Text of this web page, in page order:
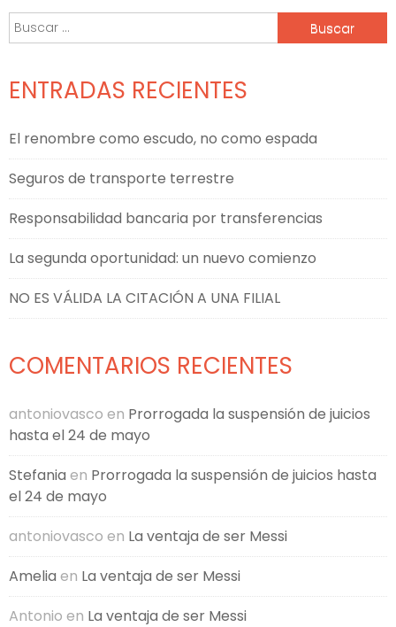
entradas
Buscar:
ENTRADAS RECIENTES
El renombre como escudo, no como espada
Seguros de transporte terrestre
Responsabilidad bancaria por transferencias
La segunda oportunidad: un nuevo comienzo
NO ES VÁLIDA LA CITACIÓN A UNA FILIAL
COMENTARIOS RECIENTES
antoniovasco en Prorrogada la suspensión de juicios
hasta el 24 de mayo
Stefania en Prorrogada la suspensión de juicios hasta
el 24 de mayo
antoniovasco en La ventaja de ser Messi
Amelia en La ventaja de ser Messi
Antonio en La ventaja de ser Messi